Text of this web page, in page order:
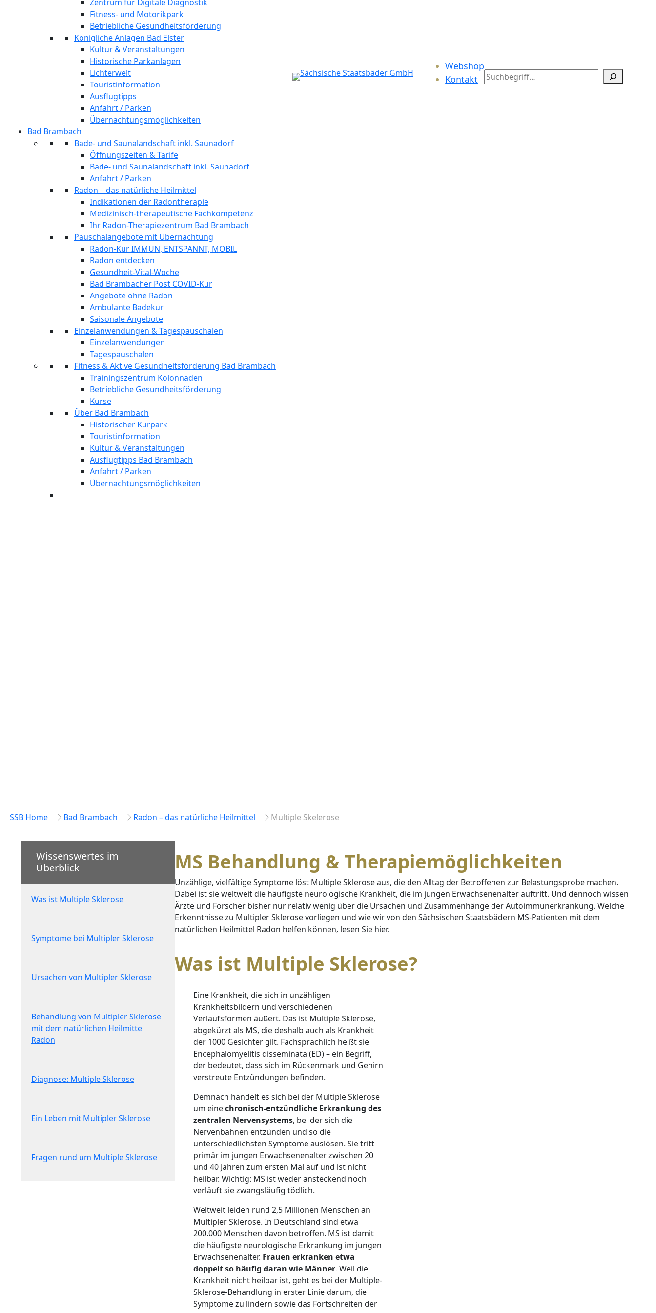
Zentrum für Digitale Diagnostik
Fitness- und Motorikpark
Betriebliche Gesundheitsförderung
Königliche Anlagen Bad Elster
Kultur & Veranstaltungen
Historische Parkanlagen
Lichterwelt
Touristinformation
Ausflugtipps
Anfahrt / Parken
Übernachtungsmöglichkeiten
Bad Brambach
Bade- und Saunalandschaft inkl. Saunadorf
Öffnungszeiten & Tarife
Bade- und Saunalandschaft inkl. Saunadorf
Anfahrt / Parken
Radon – das natürliche Heilmittel
Indikationen der Radontherapie
Medizinisch-therapeutische Fachkompetenz
Ihr Radon-Therapiezentrum Bad Brambach
Pauschalangebote mit Übernachtung
Radon-Kur IMMUN, ENTSPANNT, MOBIL
Radon entdecken
Gesundheit-Vital-Woche
Bad Brambacher Post COVID-Kur
Angebote ohne Radon
Ambulante Badekur
Saisonale Angebote
Einzelanwendungen & Tagespauschalen
Einzelanwendungen
Tagespauschalen
Fitness & Aktive Gesundheitsförderung Bad Brambach
Trainingszentrum Kolonnaden
Betriebliche Gesundheitsförderung
Kurse
Über Bad Brambach
Historischer Kurpark
Touristinformation
Kultur & Veranstaltungen
Ausflugtipps Bad Brambach
Anfahrt / Parken
Übernachtungsmöglichkeiten
Webshop
Kontakt
Search
SSB Home Bad Brambach Radon – das natürliche Heilmittel Multiple Skelerose
Wissenswertes im
Überblick
Was ist Multiple Sklerose
Symptome bei Multipler Sklerose
Ursachen von Multipler Sklerose
Behandlung von Multipler Sklerose
mit dem natürlichen Heilmittel
Radon
Diagnose: Multiple Sklerose
Ein Leben mit Multipler Sklerose
Fragen rund um Multiple Sklerose
MS Behandlung & Therapiemöglichkeiten
Unzählige, vielfältige Symptome löst Multiple Sklerose aus, die den Alltag der Betroffenen zur Belastungsprobe machen.
Dabei ist sie weltweit die häufigste neurologische Krankheit, die im jungen Erwachsenenalter auftritt. Und dennoch wissen
Ärzte und Forscher bisher nur relativ wenig über die Ursachen und Zusammenhänge der Autoimmunerkrankung. Welche
Erkenntnisse zu Multipler Sklerose vorliegen und wie wir von den Sächsischen Staatsbädern MS-Patienten mit dem
natürlichen Heilmittel Radon helfen können, lesen Sie hier.
Was ist Multiple Sklerose?
Eine Krankheit, die sich in unzähligen
Krankheitsbildern und verschiedenen
Verlaufsformen äußert. Das ist Multiple Sklerose,
abgekürzt als MS, die deshalb auch als Krankheit
der 1000 Gesichter gilt. Fachsprachlich heißt sie
Encephalomyelitis disseminata (ED) – ein Begriff,
der bedeutet, dass sich im Rückenmark und Gehirn
verstreute Entzündungen befinden.
Demnach handelt es sich bei der Multiple Sklerose
um einechronisch-entzündliche Erkrankung des
zentralen Nervensystems, bei der sich die
Nervenbahnen entzünden und so die
unterschiedlichsten Symptome auslösen. Sie tritt
primär im jungen Erwachsenenalter zwischen 20
und 40 Jahren zum ersten Mal auf und ist nicht
heilbar. Wichtig: MS ist weder ansteckend noch
verläuft sie zwangsläufig tödlich.
Weltweit leiden rund 2,5 Millionen Menschen an
Multipler Sklerose. In Deutschland sind etwa
200.000 Menschen davon betroffen. MS ist damit
die häufigste neurologische Erkrankung im jungen
Erwachsenenalter. Frauen erkranken etwa
doppelt so häufig daran wie Männer. Weil die
Krankheit nicht heilbar ist, geht es bei der Multiple-
Sklerose-Behandlung in erster Linie darum, die
Symptome zu lindern sowie das Fortschreiten der